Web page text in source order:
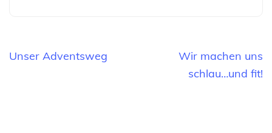
Beitragsnavigation
Unser Adventsweg
Wir machen uns
schlau…und fit!